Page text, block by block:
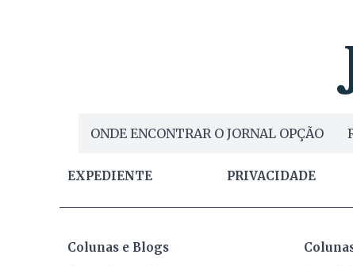
ONDE ENCONTRAR O JORNAL OPÇÃO
EXPEDIENTE PRIVACIDADE
Colunas e Blogs